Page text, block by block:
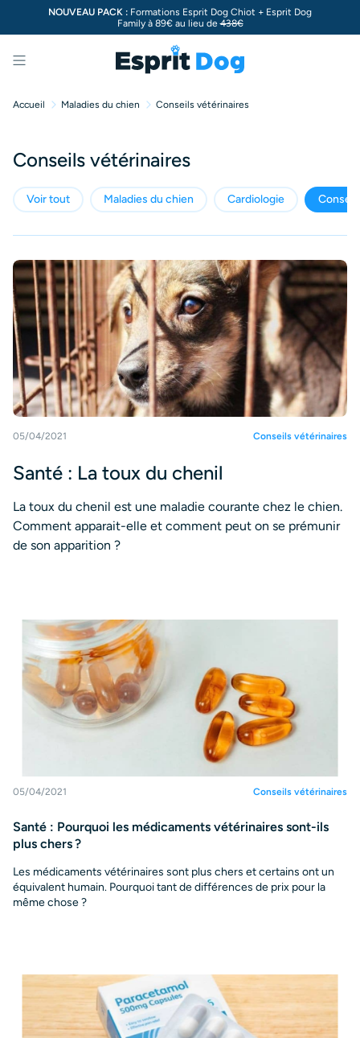
NOUVEAU PACK : Formations Esprit Dog Chiot + Esprit Dog
Family à 89€ au lieu de438€
Menu
Accueil Maladies du chien Conseils vétérinaires
Conseils vétérinaires
Voir tout Maladies du chien Cardiologie
05/04/2021 Conseils vétérinaires
Santé : La toux du chenil
La toux du chenil est une maladie courante chez le chien.
Comment apparait-elle et comment peut on se prémunir
de son apparition ?
05/04/2021 Conseils vétérinaires
Santé : Pourquoi les médicaments vétérinaires sont-ils
plus chers ?
Les médicaments vétérinaires sont plus chers et certains ont un
équivalent humain. Pourquoi tant de différences de prix pour la
même chose ?